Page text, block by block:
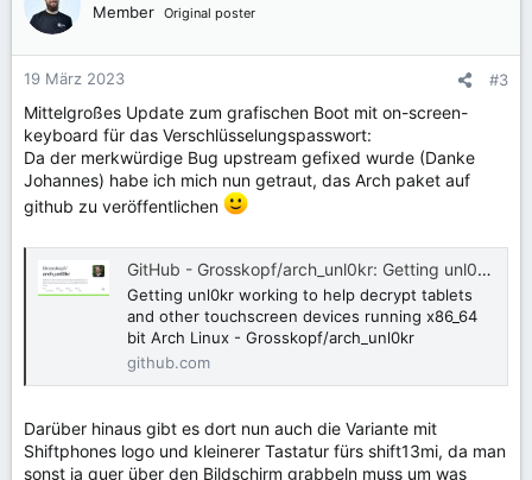
n
n
:
Member Original poster
19 März 2023 #3
Mittelgroßes Update zum grafischen Boot mit on-screen-
keyboard für das Verschlüsselungspasswort:
Da der merkwürdige Bug upstream gefixed wurde (Danke
Johannes) habe ich mich nun getraut, das Arch paket auf
github zu veröffentlichen
GitHub - Grosskopf/arch_unl0kr: Getting unl0kr working to help decrypt tablets and other touchscreen devices running x86_64 bit Arch Linux
Getting unl0kr working to help decrypt tablets
and other touchscreen devices running x86_64
bit Arch Linux - Grosskopf/arch_unl0kr
github.com
Darüber hinaus gibt es dort nun auch die Variante mit
Shiftphones logo und kleinerer Tastatur fürs shift13mi, da man
sonst ja quer über den Bildschirm grabbeln muss um was